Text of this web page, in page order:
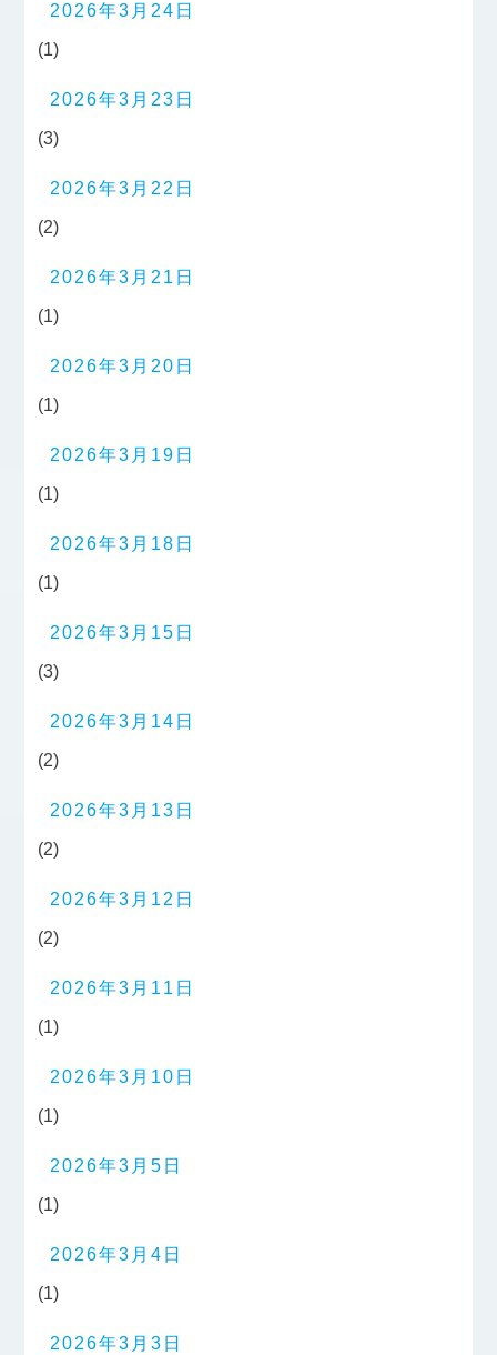
2026年3月24日
(1)
2026年3月23日
(3)
2026年3月22日
(2)
2026年3月21日
(1)
2026年3月20日
(1)
2026年3月19日
(1)
2026年3月18日
(1)
2026年3月15日
(3)
2026年3月14日
(2)
2026年3月13日
(2)
2026年3月12日
(2)
2026年3月11日
(1)
2026年3月10日
(1)
2026年3月5日
(1)
2026年3月4日
(1)
2026年3月3日